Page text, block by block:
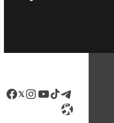
Facebook
LinkedIn
Instagram
YouTube
TikTok
Telegram
Lien